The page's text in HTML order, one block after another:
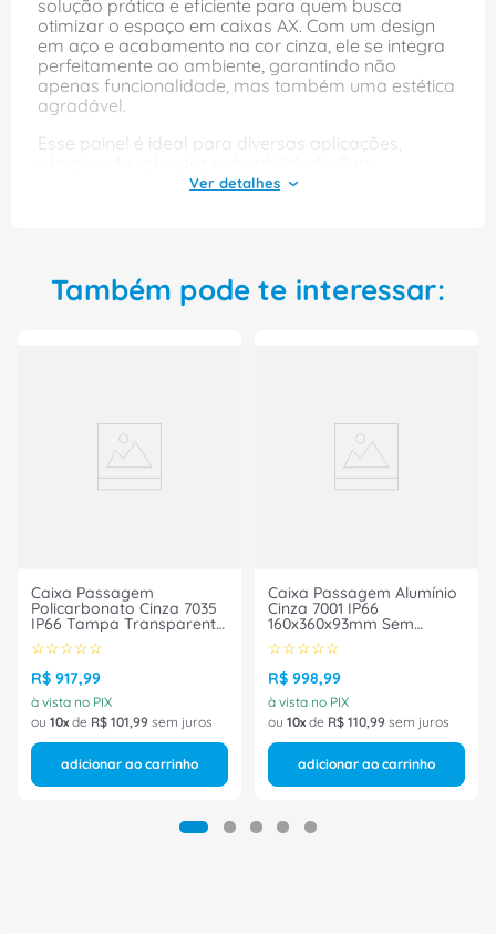
solução prática e eficiente para quem busca
otimizar o espaço em caixas AX. Com um design
em aço e acabamento na cor cinza, ele se integra
perfeitamente ao ambiente, garantindo não
apenas funcionalidade, mas também uma estética
agradável.
Esse painel é ideal para diversas aplicações,
instalação é simples, permitindo que você organize
para quem valoriza qualidade e praticidade.
Também pode te interessar:
Caixa Passagem
Policarbonato Cinza 7035
IP66 Tampa Transparente
254x360x165mm S Rittal
☆☆☆☆☆
R$ 917,99
à vista no PIX
ou 10 de R$ 101,99 sem juros
adicionar ao carrinho
Caixa Passagem Alumínio
Cinza 7001 IP66
160x360x93mm Sem
Flange 9114210 Rittal
☆☆☆☆☆
R$ 998,99
à vista no PIX
ou 10 de R$ 110,99 sem juros
adicionar ao carrinho